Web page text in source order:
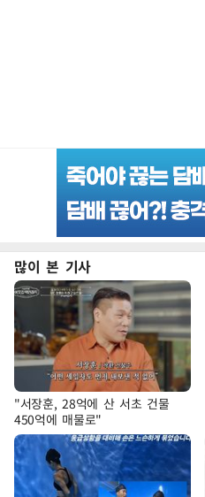
많이 본 기사
"서장훈, 28억에 산 서초 건물
450억에 매물로"